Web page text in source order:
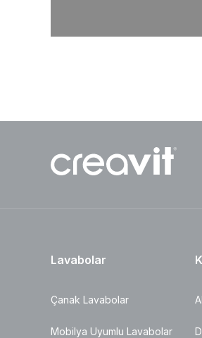
Lavabolar
Çanak Lavabolar
Mobilya Uyumlu Lavabolar